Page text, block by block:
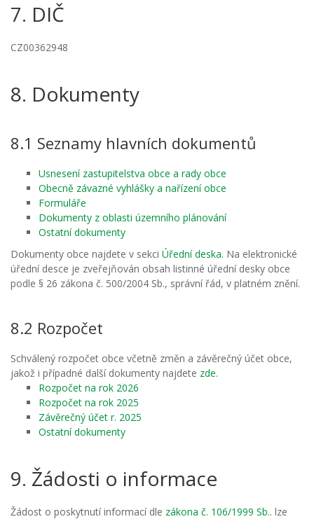
7. DIČ
CZ00362948
8. Dokumenty
8.1 Seznamy hlavních dokumentů
Usnesení zastupitelstva obce a rady obce
Obecně závazné vyhlášky a nařízení obce
Formuláře
Dokumenty z oblasti územního plánování
Ostatní dokumenty
Dokumenty obce najdete v sekci Úřední deska. Na elektronické
úřední desce je zveřejňován obsah listinné úřední desky obce
podle § 26 zákona č. 500/2004 Sb., správní řád, v platném znění.
8.2 Rozpočet
Schválený rozpočet obce včetně změn a závěrečný účet obce,
jakož i případné další dokumenty najdete zde.
Rozpočet na rok 2026
Rozpočet na rok 2025
Závěrečný účet r. 2025
Ostatní dokumenty
9. Žádosti o informace
Žádost o poskytnutí informací dle zákona č. 106/1999 Sb.. lze